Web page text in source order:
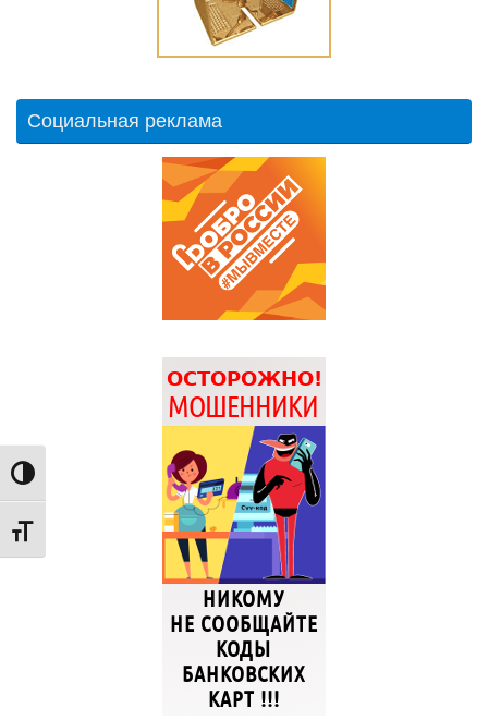
Переключить на высокую контрастность
Переключить на увеличенный шрифт
Социальная реклама